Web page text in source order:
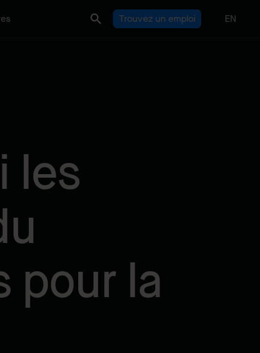
Trouvez un emploi EN
les
pour la